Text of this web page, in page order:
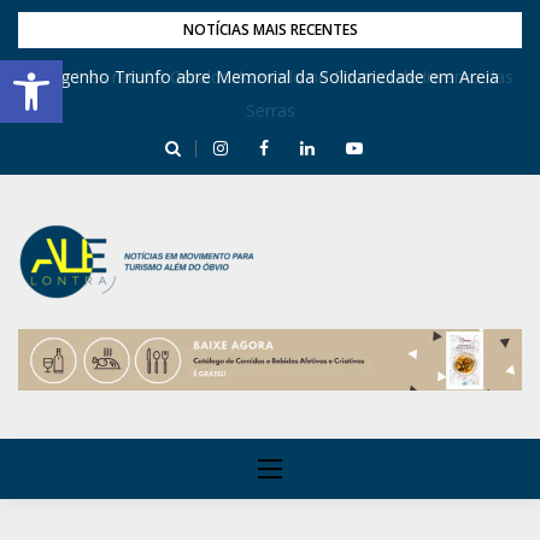
Barra de Ferramentas Aberta
NOTÍCIAS MAIS RECENTES
Dona Inês recebe Geraldo Azevedo no Festival de Inverno das
Serras
Engenho Triunfo abre Memorial da Solidariedade em Areia